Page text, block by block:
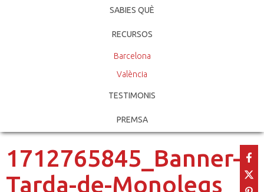
SABIES QUÈ
RECURSOS
Barcelona
València
TESTIMONIS
PREMSA
1712765845_Banner-
Tarda-de-Monolegs